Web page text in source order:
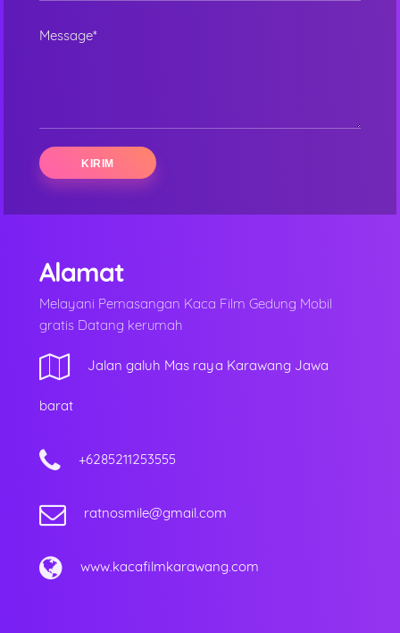
Message*
Alamat
Melayani Pemasangan Kaca Film Gedung Mobil
gratis Datang kerumah
Jalan galuh Mas raya Karawang Jawa
barat
+6285211253555
ratnosmile@gmail.com
www.kacafilmkarawang.com